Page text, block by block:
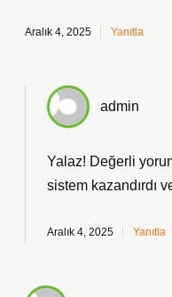
Aralık 4, 2025 Yanıtla
admin
Yalaz! Değerli
sistem kazandırdı
Aralık 4, 2025 Yanıtla